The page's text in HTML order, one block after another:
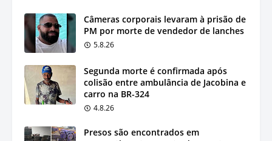
Câmeras corporais levaram à prisão de
PM por morte de vendedor de lanches
5.8.26
Segunda morte é confirmada após
colisão entre ambulância de Jacobina e
carro na BR-324
4.8.26
Presos são encontrados em